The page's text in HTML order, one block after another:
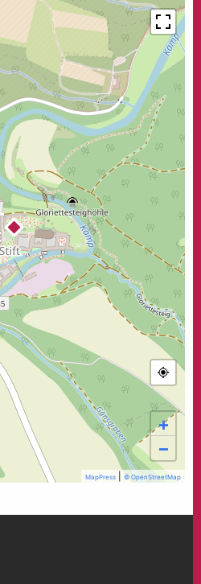
+
−
MapPress © OpenStreetMap